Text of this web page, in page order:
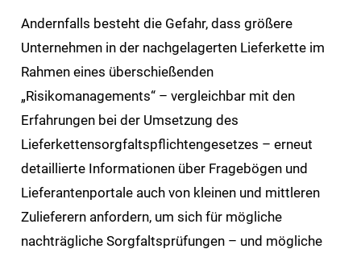
Andernfalls besteht die Gefahr, dass größere
Unternehmen in der nachgelagerten Lieferkette im
Rahmen eines überschießenden
„Risikomanagements“ – vergleichbar mit den
Erfahrungen bei der Umsetzung des
Lieferkettensorgfaltspflichtengesetzes – erneut
detaillierte Informationen über Fragebögen und
Lieferantenportale auch von kleinen und mittleren
Zulieferern anfordern, um sich für mögliche
nachträgliche Sorgfaltsprüfungen – und mögliche